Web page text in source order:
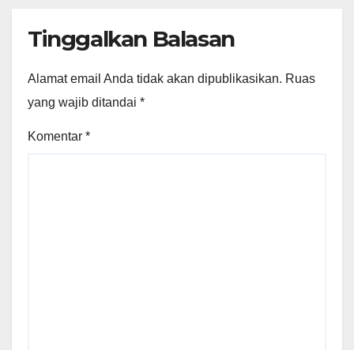
Tinggalkan Balasan
Alamat email Anda tidak akan dipublikasikan. Ruas
yang wajib ditandai *
Komentar *